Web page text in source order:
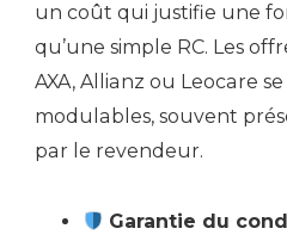
un coût qui justifie une
qu’une simple RC. Les
AXA, Allianz ou Leocare
modulables, souvent
par le revendeur.
Garantie du